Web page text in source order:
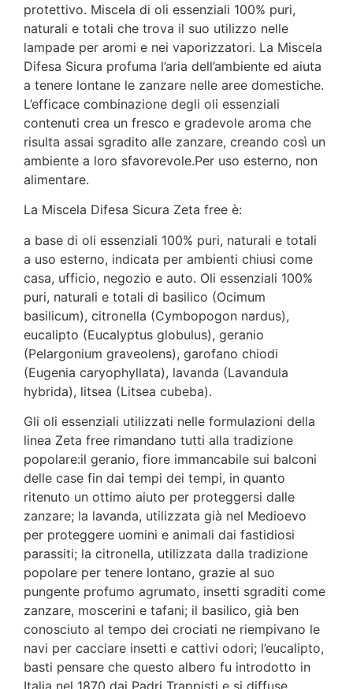
protettivo. Miscela di oli essenziali 100% puri,
naturali e totali che trova il suo utilizzo nelle
lampade per aromi e nei vaporizzatori. La Miscela
Difesa Sicura profuma l’aria dell’ambiente ed aiuta
a tenere lontane le zanzare nelle aree domestiche.
L’efficace combinazione degli oli essenziali
contenuti crea un fresco e gradevole aroma che
risulta assai sgradito alle zanzare, creando così un
ambiente a loro sfavorevole.Per uso esterno, non
alimentare.
La Miscela Difesa Sicura Zeta free è:
a base di oli essenziali 100% puri, naturali e totali
a uso esterno, indicata per ambienti chiusi come
casa, ufficio, negozio e auto. Oli essenziali 100%
puri, naturali e totali di basilico (Ocimum
basilicum), citronella (Cymbopogon nardus),
eucalipto (Eucalyptus globulus), geranio
(Pelargonium graveolens), garofano chiodi
(Eugenia caryophyllata), lavanda (Lavandula
hybrida), litsea (Litsea cubeba).
Gli oli essenziali utilizzati nelle formulazioni della
linea Zeta free rimandano tutti alla tradizione
popolare:il geranio, fiore immancabile sui balconi
delle case fin dai tempi dei tempi, in quanto
ritenuto un ottimo aiuto per proteggersi dalle
zanzare; la lavanda, utilizzata già nel Medioevo
per proteggere uomini e animali dai fastidiosi
parassiti; la citronella, utilizzata dalla tradizione
popolare per tenere lontano, grazie al suo
pungente profumo agrumato, insetti sgraditi come
zanzare, moscerini e tafani; il basilico, già ben
conosciuto al tempo dei crociati ne riempivano le
navi per cacciare insetti e cattivi odori; l’eucalipto,
basti pensare che questo albero fu introdotto in
Italia nel 1870 dai Padri Trappisti e si diffuse